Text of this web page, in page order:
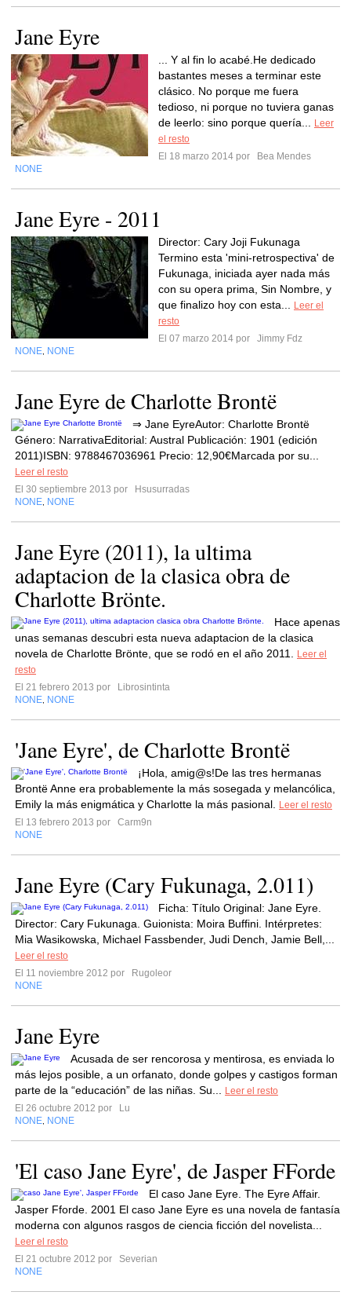
Jane Eyre
... Y al fin lo acabé.He dedicado
bastantes meses a terminar este
clásico. No porque me fuera
tedioso, ni porque no tuviera ganas
de leerlo: sino porque quería...
Leer
el resto
El 18 marzo 2014 por
Bea Mendes
NONE
Jane Eyre - 2011
Director: Cary Joji Fukunaga
Termino esta 'mini-retrospectiva' de
Fukunaga, iniciada ayer nada más
con su opera prima, Sin Nombre, y
que finalizo hoy con esta...
Leer el
resto
El 07 marzo 2014 por
Jimmy Fdz
NONE NONE
Jane Eyre de Charlotte Brontë
⇒ Jane EyreAutor: Charlotte Brontë
Género: NarrativaEditorial: Austral Publicación: 1901 (edición
2011)ISBN: 9788467036961 Precio: 12,90€Marcada por su...
Leer el resto
El 30 septiembre 2013 por
Hsusurradas
NONE NONE
Jane Eyre (2011), la ultima
adaptacion de la clasica obra de
Charlotte Brönte.
Hace apenas
unas semanas descubri esta nueva adaptacion de la clasica
novela de Charlotte Brönte, que se rodó en el año 2011.
Leer el
resto
El 21 febrero 2013 por
Librosintinta
NONE NONE
'Jane Eyre', de Charlotte Brontë
¡Hola, amig@s!De las tres hermanas
Brontë Anne era probablemente la más sosegada y melancólica,
Emily la más enigmática y Charlotte la más pasional.
Leer el resto
El 13 febrero 2013 por
Carm9n
NONE
Jane Eyre (Cary Fukunaga, 2.011)
Ficha: Título Original: Jane Eyre.
Director: Cary Fukunaga. Guionista: Moira Buffini. Intérpretes:
Mia Wasikowska, Michael Fassbender, Judi Dench, Jamie Bell,...
Leer el resto
El 11 noviembre 2012 por
Rugoleor
NONE
Jane Eyre
Acusada de ser rencorosa y mentirosa, es enviada lo
más lejos posible, a un orfanato, donde golpes y castigos forman
parte de la “educación” de las niñas. Su...
Leer el resto
El 26 octubre 2012 por
Lu
NONE NONE
'El caso Jane Eyre', de Jasper FForde
El caso Jane Eyre. The Eyre Affair.
Jasper Fforde. 2001 El caso Jane Eyre es una novela de fantasía
moderna con algunos rasgos de ciencia ficción del novelista...
Leer el resto
El 21 octubre 2012 por
Severian
NONE